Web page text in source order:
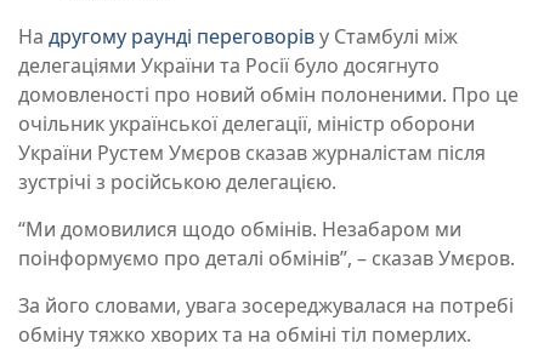
На другому раунді переговоріву Стамбулі між
делегаціями України та Росії було досягнуто
домовленості про новий обмін полоненими. Про це
очільник української делегації, міністр оборони
України Рустем Умєров сказав журналістам після
зустрічі з російською делегацією.
“Ми домовилися щодо обмінів. Незабаром ми
поінформуємо про деталі обмінів”, – сказав Умєров.
За його словами, увага зосереджувалася на потребі
обміну тяжко хворих та на обміні тіл померлих.